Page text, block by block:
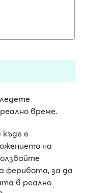
време.
е
на
ферибота, за да
в реално